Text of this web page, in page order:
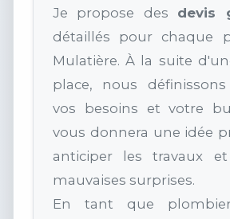
Je propose des devis
détaillés pour chaque
Mulatière. À la suite
place, nous
vos besoins et votre
vous donnera une idée
anticiper les travaux
mauvaises surprises.
En tant que